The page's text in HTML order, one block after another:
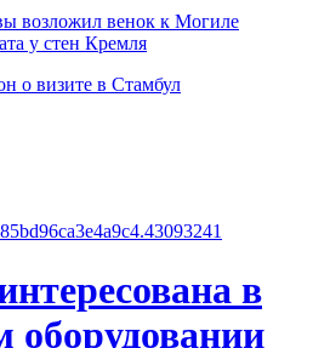
возложил венок к Могиле
у стен Кремля
о визите в Стамбул
в
оборудовании